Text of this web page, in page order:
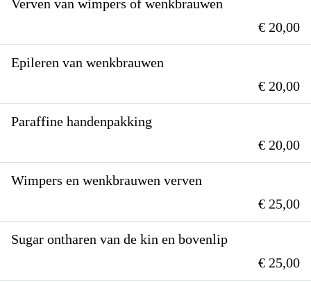
Verven van wimpers of wenkbrauwen
€ 20,00
Epileren van wenkbrauwen
€ 20,00
Paraffine handenpakking
€ 20,00
Wimpers en wenkbrauwen verven
€ 25,00
Sugar ontharen van de kin en bovenlip
€ 25,00